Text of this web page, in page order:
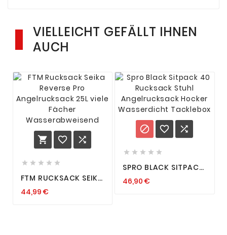
VIELLEICHT GEFÄLLT IHNEN
AUCH
  
    
FTM RUCKSACK SEIKA
ANGELRUCKSACK 25L
44,99 €
  
    
SPRO BLACK SITPACK
ANGELRUCKSACK
46,90 €